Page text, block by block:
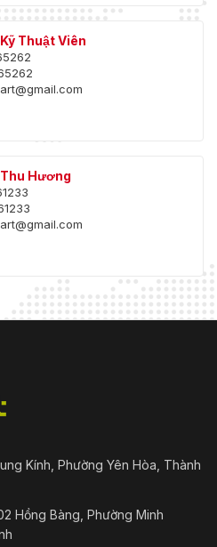
Kỹ Thuật Viên
Thu Hương
Kính, Phường Yên Hòa, Thành
Hồng Bàng, Phường Minh